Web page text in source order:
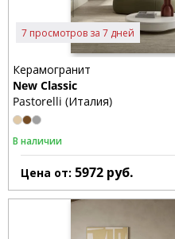
7 просмотров за 7 дней
Керамогранит
New Classic
Pastorelli (Италия)
В наличии
Цена от: 5972 руб.